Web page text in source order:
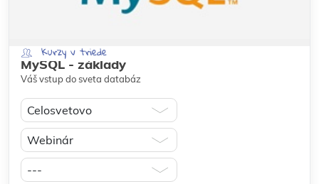
Kurzy v triede
MySQL - základy
Váš vstup do sveta databáz